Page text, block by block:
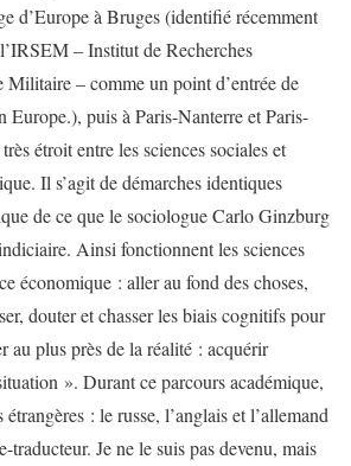
d’Europe à Bruges (identifié récemment
– Institut de Recherches
Militaire – comme un point d’entrée de
Europe.), puis à Paris-Nanterre et Paris-
étroit entre les sciences sociales et
Il s’agit de démarches identiques
de ce que le sociologue Carlo Ginzburg
Ainsi fonctionnent les sciences
économique : aller au fond des choses,
douter et chasser les biais cognitifs pour
au plus près de la réalité : acquérir
». Durant ce parcours académique,
: le russe, l’anglais et l’allemand
traducteur. Je ne le suis pas devenu, mais